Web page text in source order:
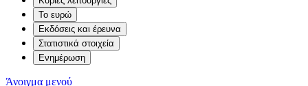
Το ευρώ
Εκδόσεις και έρευνα
Στατιστικά στοιχεία
Ενημέρωση
Άνοιγμα μενού